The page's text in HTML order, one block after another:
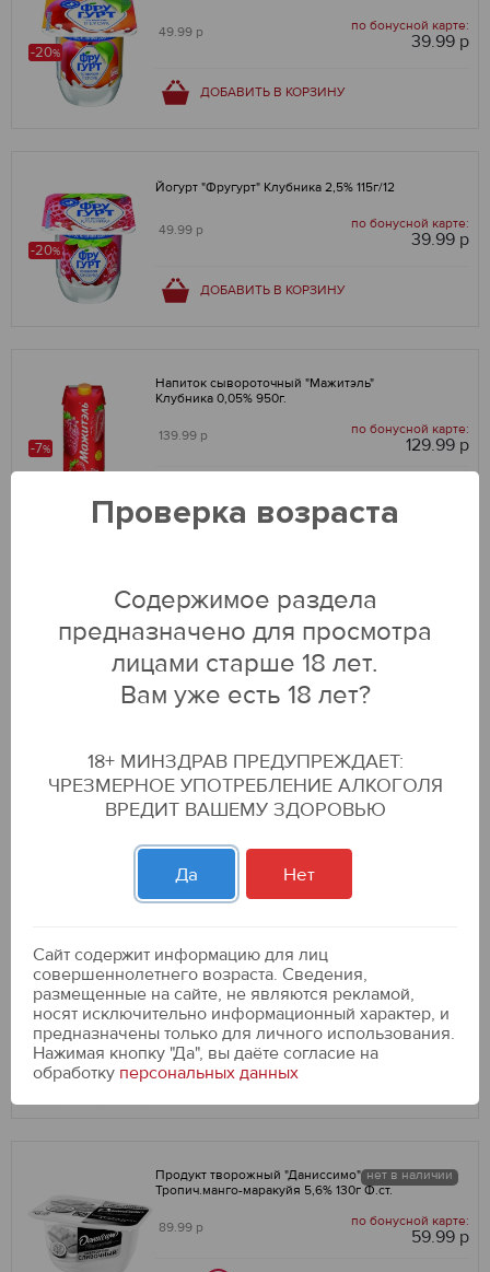
-20%
49.99 р по бонусной карте:
39.99 р
ДОБАВИТЬ В КОРЗИНУ
-20%
Йогурт "Фругурт" Клубника 2,5% 115г/12
49.99 р по бонусной карте:
39.99 р
ДОБАВИТЬ В КОРЗИНУ
-7%
Напиток сывороточный "Мажитэль"
Клубника 0,05% 950г.
139.99 р по бонусной карте:
129.99 р
Маракуйя 0,05% 950г.
139.99 р по бонусной карте:
129.99 р
ДОБАВИТЬ В КОРЗИНУ
АктиБио Биойогурт обогащенный Злаки 1,6%
260г Бут.
-30 %
АктиБио Биойогурт обогащенный клубника,
земляника 1,5% 260г Бут.
99.99 р по бонусной карте:
69.99 р
ДОБАВИТЬ В КОРЗИНУ
нет в наличии
-33%
Продукт творожный "Даниссимо"
Тропич.манго-маракуйя 5,6% 130г Ф.ст.
89.99 р по бонусной карте:
59.99 р
Проверка возраста
Содержимое раздела
предназначено для просмотра
лицами старше 18 лет.
Вам уже есть 18 лет?
18+ МИНЗДРАВ ПРЕДУПРЕЖДАЕТ:
ЧРЕЗМЕРНОЕ УПОТРЕБЛЕНИЕ АЛКОГОЛЯ
ВРЕДИТ ВАШЕМУ ЗДОРОВЬЮ
Да Нет
Сайт содержит информацию для лиц
совершеннолетнего возраста. Сведения,
размещенные на сайте, не являются рекламой,
носят исключительно информационный характер, и
предназначены только для личного использования.
Нажимая кнопку "Да", вы даёте cогласие на
обработку персональных данных